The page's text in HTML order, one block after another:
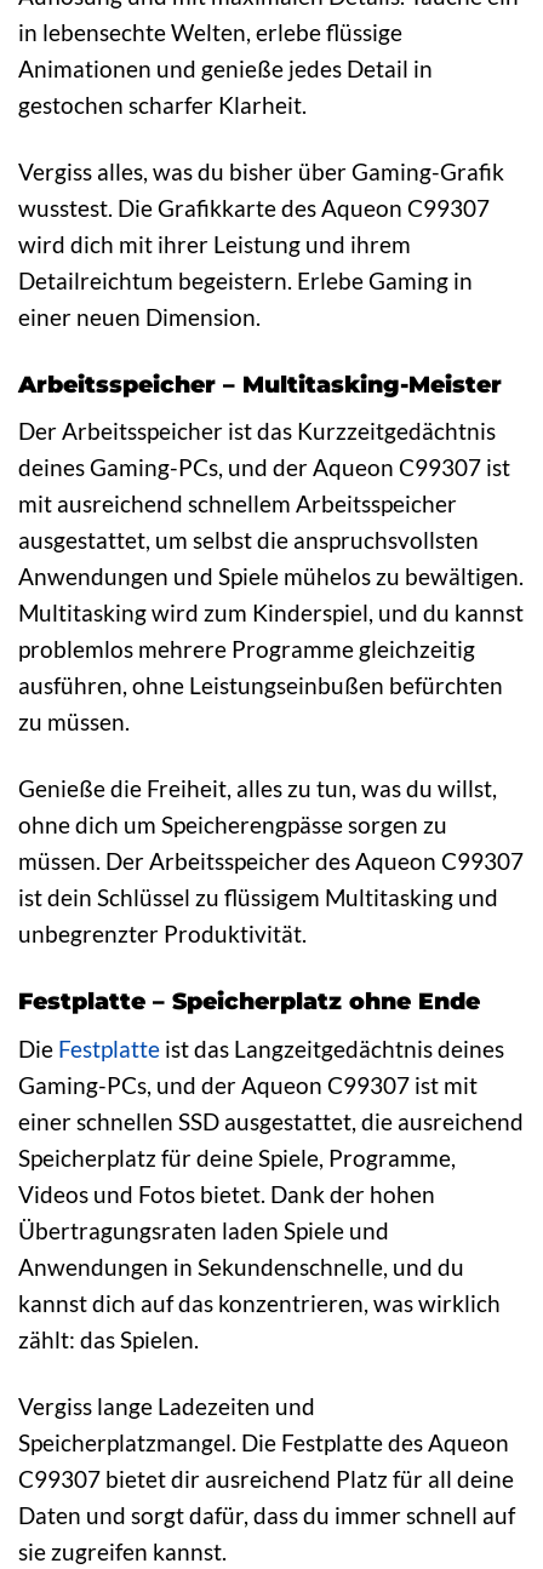
in lebensechte Welten, erlebe flüssige
Animationen und genieße jedes Detail in
gestochen scharfer Klarheit.
Vergiss alles, was du bisher über Gaming-Grafik
wusstest. Die Grafikkarte des Aqueon C99307
wird dich mit ihrer Leistung und ihrem
Detailreichtum begeistern. Erlebe Gaming in
einer neuen Dimension.
Arbeitsspeicher – Multitasking-Meister
Der Arbeitsspeicher ist das Kurzzeitgedächtnis
deines Gaming-PCs, und der Aqueon C99307 ist
mit ausreichend schnellem Arbeitsspeicher
ausgestattet, um selbst die anspruchsvollsten
Anwendungen und Spiele mühelos zu bewältigen.
Multitasking wird zum Kinderspiel, und du kannst
problemlos mehrere Programme gleichzeitig
ausführen, ohne Leistungseinbußen befürchten
zu müssen.
Genieße die Freiheit, alles zu tun, was du willst,
ohne dich um Speicherengpässe sorgen zu
müssen. Der Arbeitsspeicher des Aqueon C99307
ist dein Schlüssel zu flüssigem Multitasking und
unbegrenzter Produktivität.
Festplatte – Speicherplatz ohne Ende
Die Festplatte ist das Langzeitgedächtnis deines
Gaming-PCs, und der Aqueon C99307 ist mit
einer schnellen SSD ausgestattet, die ausreichend
Speicherplatz für deine Spiele, Programme,
Videos und Fotos bietet. Dank der hohen
Übertragungsraten laden Spiele und
Anwendungen in Sekundenschnelle, und du
kannst dich auf das konzentrieren, was wirklich
zählt: das Spielen.
Vergiss lange Ladezeiten und
Speicherplatzmangel. Die Festplatte des Aqueon
C99307 bietet dir ausreichend Platz für all deine
Daten und sorgt dafür, dass du immer schnell auf
sie zugreifen kannst.